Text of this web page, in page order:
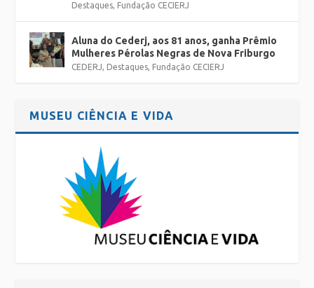
Destaques, Fundação CECIERJ
Aluna do Cederj, aos 81 anos, ganha Prêmio
Mulheres Pérolas Negras de Nova Friburgo
CEDERJ, Destaques, Fundação CECIERJ
MUSEU CIÊNCIA E VIDA